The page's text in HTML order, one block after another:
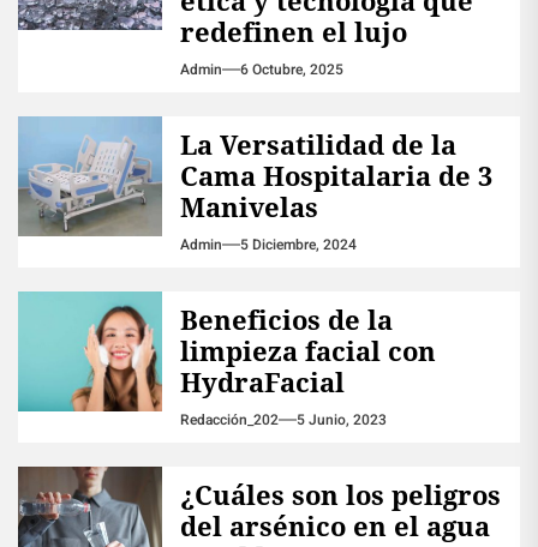
redefinen el lujo
Admin 6 Octubre, 2025
La Versatilidad de la
Cama Hospitalaria de 3
Manivelas
Admin 5 Diciembre, 2024
Beneficios de la
limpieza facial con
HydraFacial
Redacción_202 5 Junio, 2023
¿Cuáles son los peligros
del arsénico en el agua